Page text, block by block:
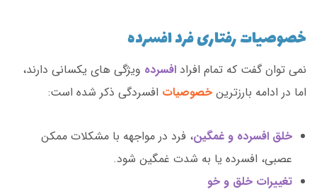
خصوصیات رفتاری فرد افسرده
نمی توان گفت که تمام افراد افسرده ویژگی های یکسانی دارند،
اما در ادامه بارزترین خصوصیات افسردگی ذکر شده است:
خلق افسرده و غمگین، فرد در مواجهه با مشکلات ممکن
عصبی، افسرده یا به شدت غمگین شود.
تغییرات خلق و خو